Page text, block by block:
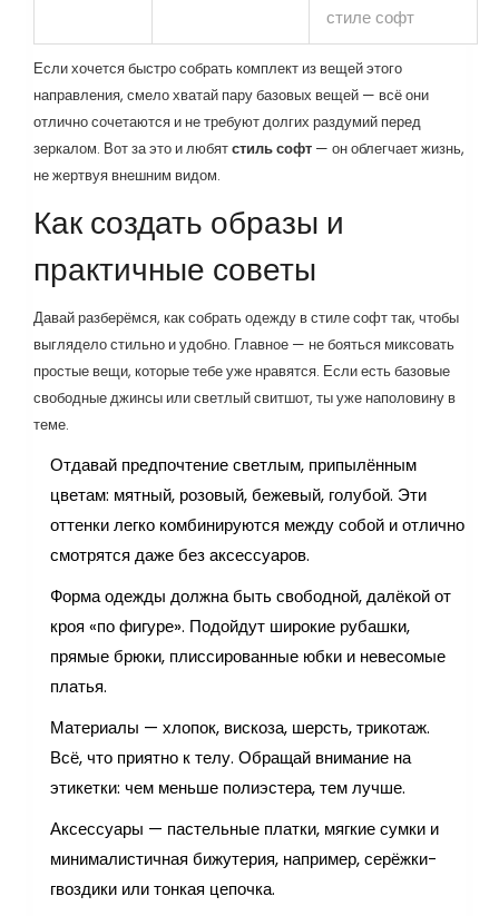
стиле софт
Если хочется быстро собрать комплект из вещей этого
направления, смело хватай пару базовых вещей — всё они
отлично сочетаются и не требуют долгих раздумий перед
зеркалом. Вот за это и любятстиль софт — он облегчает жизнь,
не жертвуя внешним видом.
Как создать образы и
практичные советы
Давай разберёмся, как собрать одежду в стиле софт так, чтобы
выглядело стильно и удобно. Главное — не бояться миксовать
простые вещи, которые тебе уже нравятся. Если есть базовые
свободные джинсы или светлый свитшот, ты уже наполовину в
теме.
Отдавай предпочтение светлым, припылённым
цветам: мятный, розовый, бежевый, голубой. Эти
оттенки легко комбинируются между собой и отлично
смотрятся даже без аксессуаров.
Форма одежды должна быть свободной, далёкой от
кроя «по фигуре». Подойдут широкие рубашки,
прямые брюки, плиссированные юбки и невесомые
платья.
Материалы — хлопок, вискоза, шерсть, трикотаж.
Всё, что приятно к телу. Обращай внимание на
этикетки: чем меньше полиэстера, тем лучше.
Аксессуары — пастельные платки, мягкие сумки и
минималистичная бижутерия, например, серёжки-
гвоздики или тонкая цепочка.